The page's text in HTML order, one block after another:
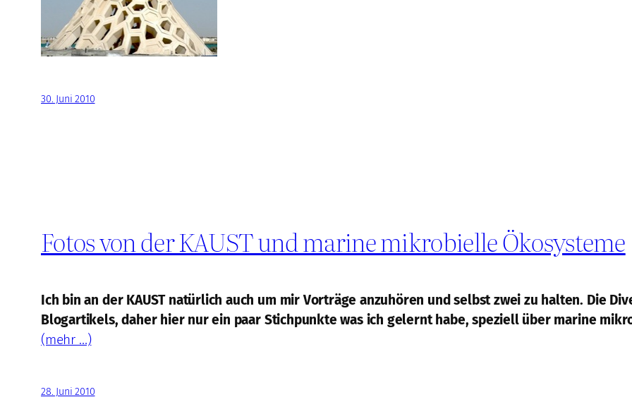
30. Juni 2010
Fotos von der KAUST und marine mikrobielle Ökosysteme
Ich bin an der KAUST natürlich auch um mir Vorträge anzuhören und selbst zwei zu halten. Die
Blogartikels, daher hier nur ein paar Stichpunkte was ich gelernt habe, speziell über marine
(mehr …)
28. Juni 2010